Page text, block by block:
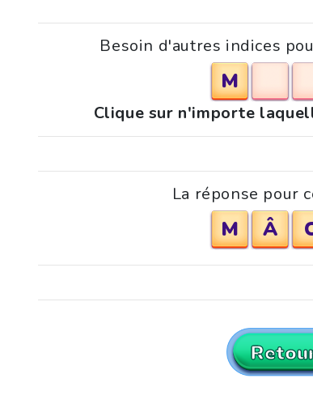
Besoin d'autres indices
M
Clique sur n'importe
La réponse pour
M Â